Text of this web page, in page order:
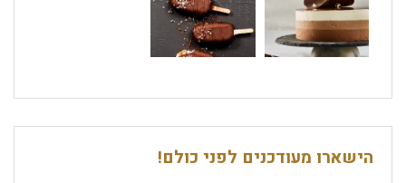
הישארו מעודכנים לפני כולם!